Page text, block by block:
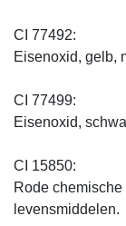
CI 77492:
Eisenoxid, gelb,
CI 77499:
Eisenoxid,
CI 15850:
Rode
levensmiddelen.